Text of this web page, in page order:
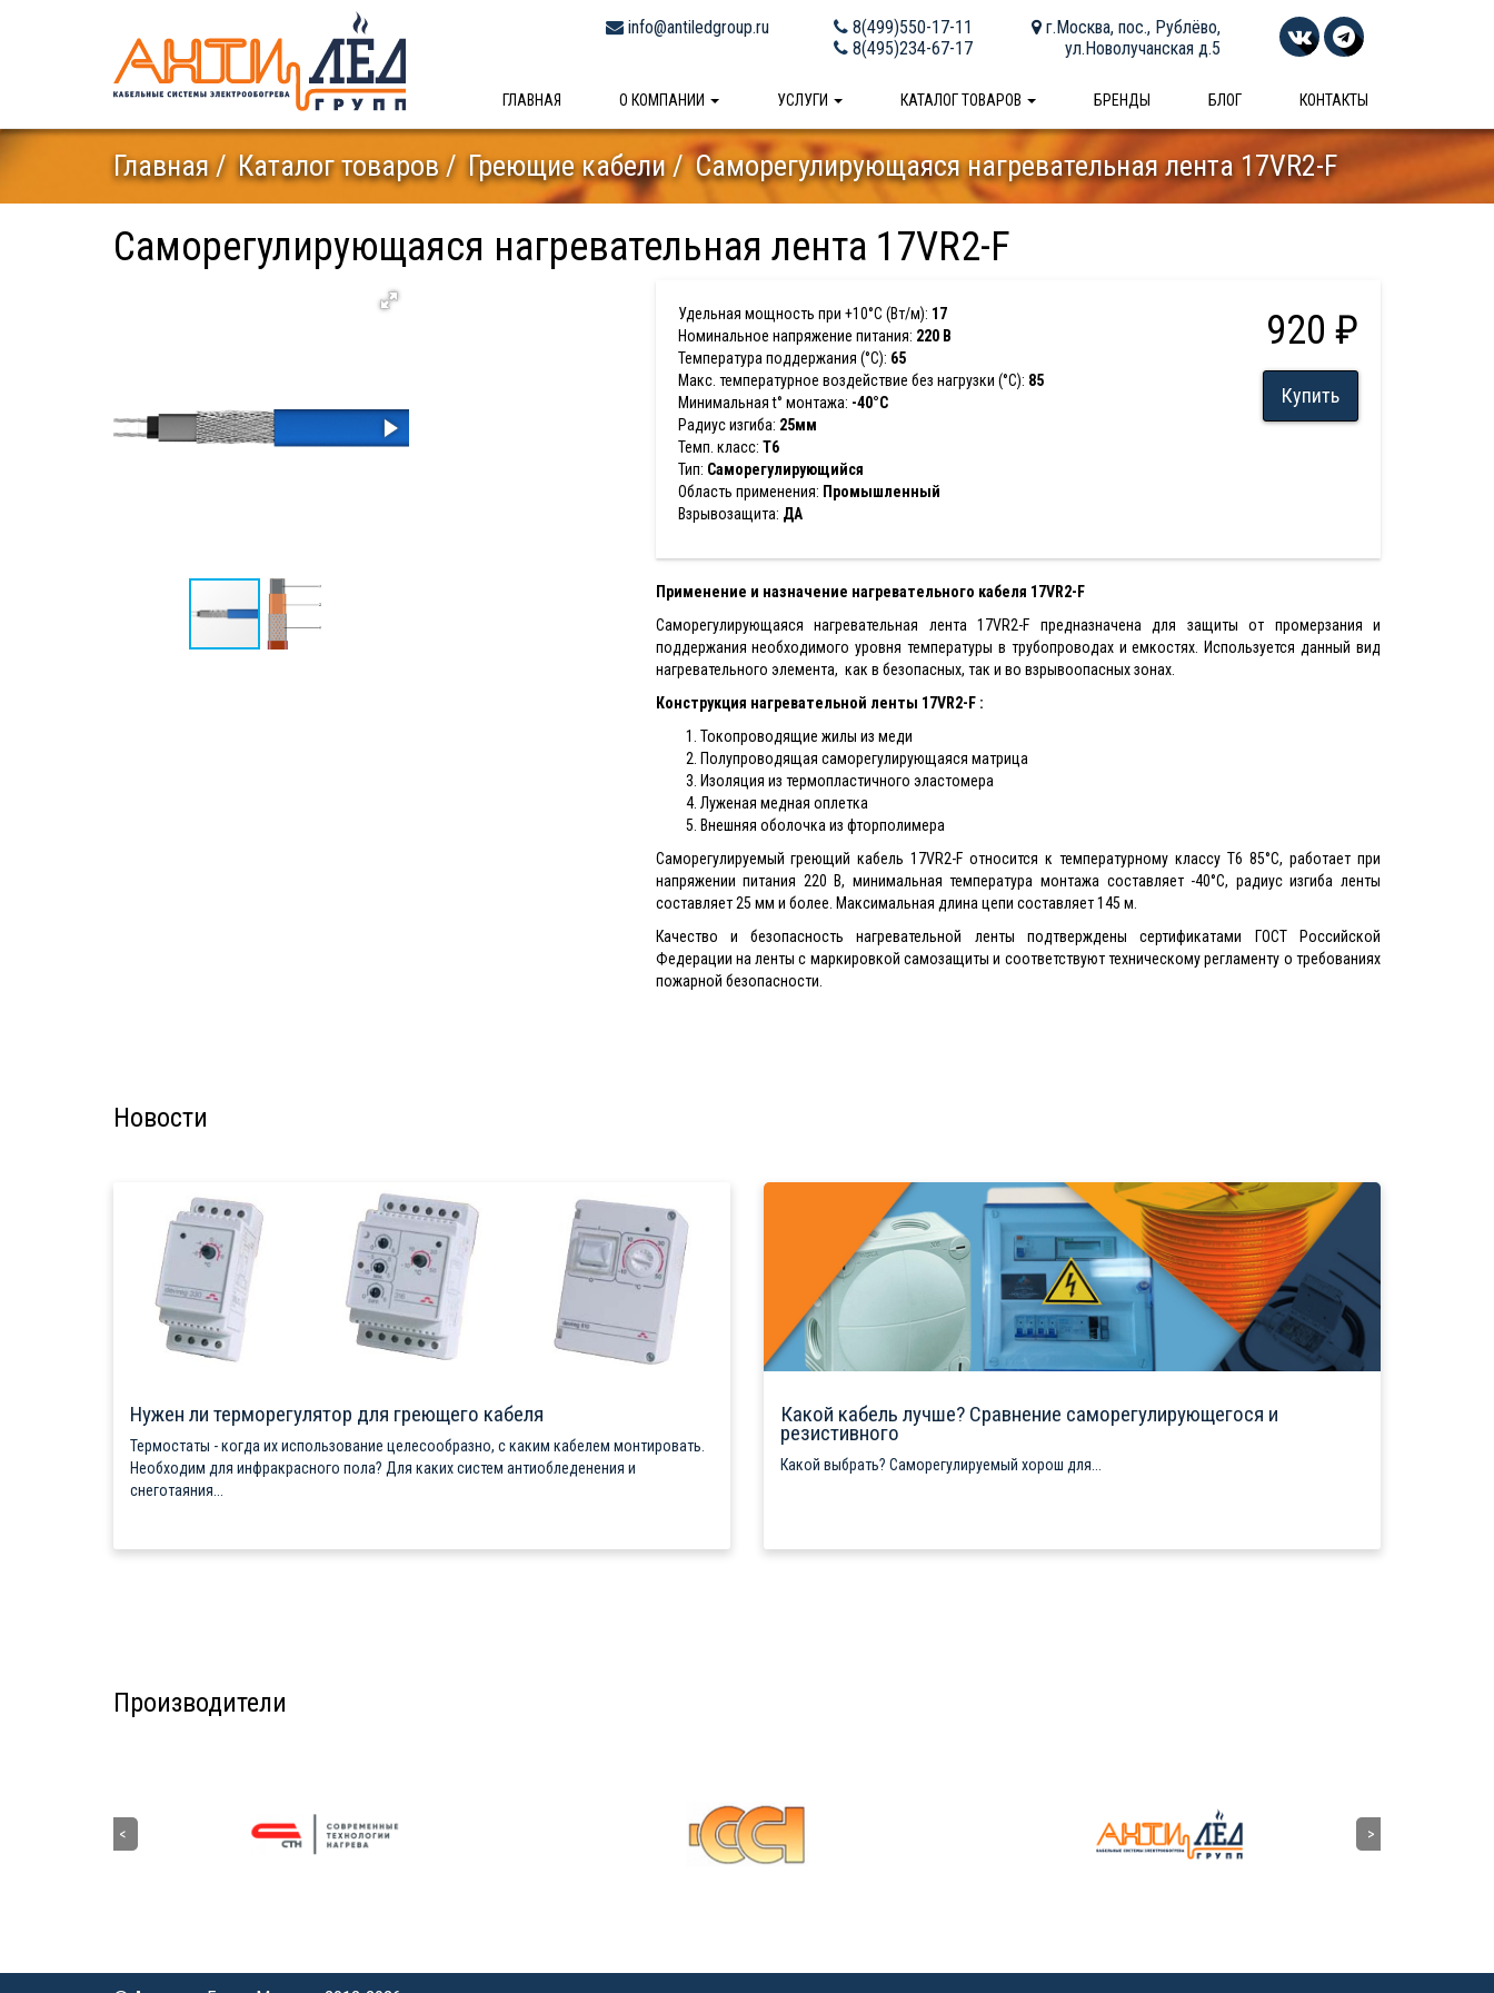
info@antiledgroup.ru
8(499)550-17-11
8(495)234-67-17
г.Москва, пос., Рублёво,
ул.Новолучанская д.5
ГЛАВНАЯ О КОМПАНИИ УСЛУГИ КАТАЛОГ ТОВАРОВ БРЕНДЫ БЛОГ КОНТАКТЫ
Главная Каталог товаров Греющие кабели Саморегулирующаяся нагревательная лента 17VR2-F
Саморегулирующаяся нагревательная лента 17VR2-F
Удельная мощность при +10°С (Вт/м): 17
Номинальное напряжение питания: 220 В
Температура поддержания (°С): 65
Макс. температурное воздействие без нагрузки (°С): 85
Минимальная t° монтажа: -40°С
Радиус изгиба: 25мм
Темп. класс: T6
Тип: Саморегулирующийся
Область применения: Промышленный
Взрывозащита: ДА
920 ₽
Купить
Применение и назначение нагревательного кабеля 17VR2-F
Саморегулирующаяся нагревательная лента 17VR2-F предназначена для защиты от промерзания и
поддержания необходимого уровня температуры в трубопроводах и емкостях. Используется данный вид
нагревательного элемента, как в безопасных, так и во взрывоопасных зонах.
Конструкция нагревательной ленты 17VR2-F :
Токопроводящие жилы из меди
Полупроводящая саморегулирующаяся матрица
Изоляция из термопластичного эластомера
Луженая медная оплетка
Внешняя оболочка из фторполимера
Саморегулируемый греющий кабель 17VR2-F относится к температурному классу Т6 85°С, работает при
напряжении питания 220 В, минимальная температура монтажа составляет -40°C, радиус изгиба ленты
составляет 25 мм и более. Максимальная длина цепи составляет 145 м.
Качество и безопасность нагревательной ленты подтверждены сертификатами ГОСТ Российской
Федерации на ленты с маркировкой самозащиты и соответствуют техническому регламенту о требованиях
пожарной безопасности.
Новости
Нужен ли терморегулятор для греющего кабеля
Термостаты - когда их использование целесообразно, с каким кабелем монтировать.
Необходим для инфракрасного пола? Для каких систем антиобледенения и
снеготаяния...
Какой кабель лучше? Сравнение саморегулирующегося и
резистивного
Какой выбрать? Саморегулируемый хорош для...
Производители